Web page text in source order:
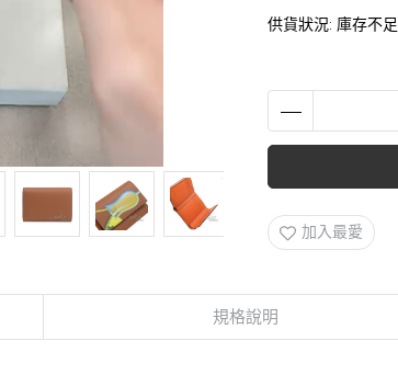
供貨狀況: 庫存不足
加入最愛
規格說明